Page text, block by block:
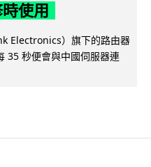
使用
Electronics）旗下的路由器
35 秒便會與中國伺服器連